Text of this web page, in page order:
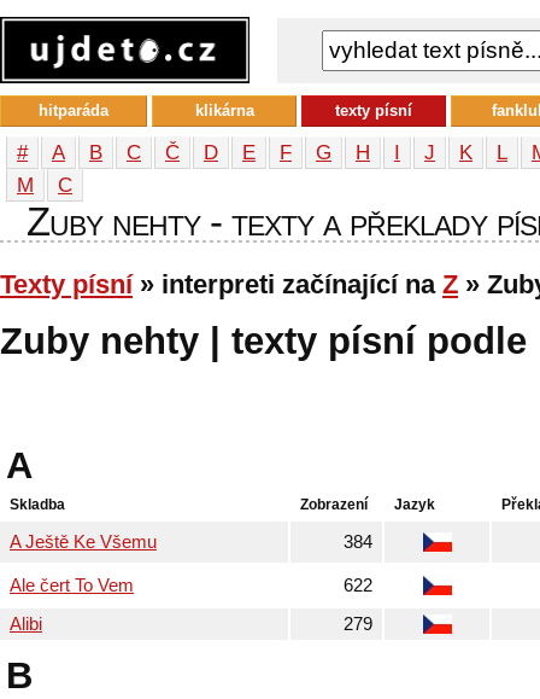
# A B C Č D E F G H I J K L
М
С
Zuby nehty - texty a překlady
Texty písní» interpreti začínající na Z »
Zuby nehty | texty písní podle
A
Skladba Zobrazení Jazyk
A Ještě Ke Všemu 384
Ale čert To Vem
622
Alibi
279
B
hitparáda klikárna texty písní